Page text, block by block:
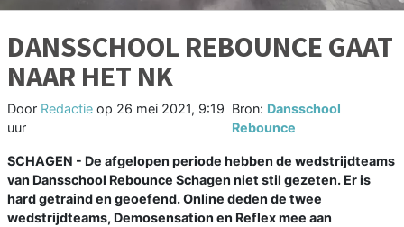
DANSSCHOOL REBOUNCE GAAT
NAAR HET NK
Door Redactie op 26 mei 2021, 9:19
uur
Bron: Dansschool
Rebounce
SCHAGEN - De afgelopen periode hebben de wedstrijdteams
van Dansschool Rebounce Schagen niet stil gezeten. Er is
hard getraind en geoefend. Online deden de twee
wedstrijdteams, Demosensation en Reflex mee aan